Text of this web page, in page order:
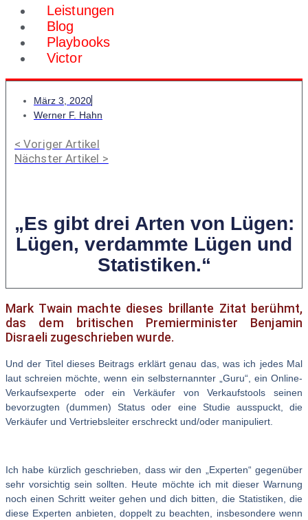
Leistungen
Blog
Playbooks
Victor
März 3, 2020
Werner F. Hahn
< Voriger Artikel
Nächster Artikel >
„Es gibt drei Arten von Lügen:
Lügen, verdammte Lügen und
Statistiken.“
Mark Twain machte dieses brillante Zitat berühmt,
das dem britischen Premierminister Benjamin
Disraeli zugeschrieben wurde.
Und der Titel dieses Beitrags erklärt genau das, was ich jedes Mal
laut schreien möchte, wenn ein selbsternannter „Guru“, ein Online-
Verkaufsexperte oder ein Verkäufer von Verkaufstools seinen
bevorzugten (dummen) Status oder eine Studie ausspuckt, die
Verkäufer und Vertriebsleiter erschreckt und/oder manipuliert.
Ich habe kürzlich geschrieben, dass wir den „Experten“ gegenüber
sehr vorsichtig sein sollten. Heute möchte ich mit dieser Warnung
noch einen Schritt weiter gehen und dich bitten, die Statistiken, die
diese Experten anbieten, doppelt zu beachten, insbesondere wenn